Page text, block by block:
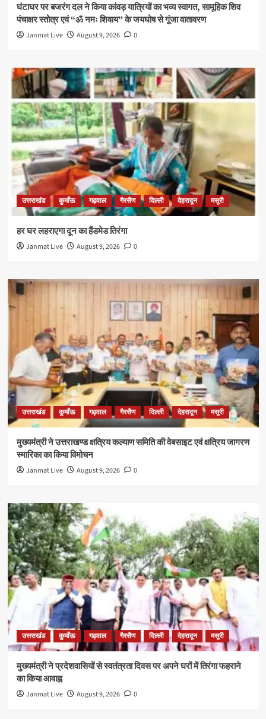
घंटाघर पर बजरंग दल ने किया कांवड़ यात्रियों का भव्य स्वागत, सामूहिक शिव
पंचाक्षर स्तोत्र एवं “ॐ नमः शिवाय” के जयघोष से गूंजा वातावरण
Janmat Live August 9, 2026 0
उत्तराखंड कुमाँऊ गढ़वाल गैरसैण दिल्ली देहरादून मसूरी
हर घर लहराएगा दून का हैंडमेड तिरंगा
Janmat Live August 9, 2026 0
उत्तराखंड कुमाँऊ गढ़वाल गैरसैण दिल्ली देहरादून मसूरी
मुख्यमंत्री ने उत्तराखण्ड क्षत्रिय कल्याण समिति की वेबसाइट एवं क्षत्रिय जागरण
स्मारिका का किया विमोचन
Janmat Live August 9, 2026 0
उत्तराखंड कुमाँऊ गढ़वाल गैरसैण दिल्ली देहरादून मसूरी
मुख्यमंत्री ने प्रदेशवासियों से स्वतंत्रता दिवस पर अपने घरों में तिरंगा फहराने
का किया आवाह्न
Janmat Live August 9, 2026 0